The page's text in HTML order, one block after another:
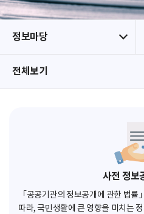
정보마당
전체보기
사전 정보
「공공기관의 정보공개에 관한 법
따라, 국민생활에 큰 영향을 미치는